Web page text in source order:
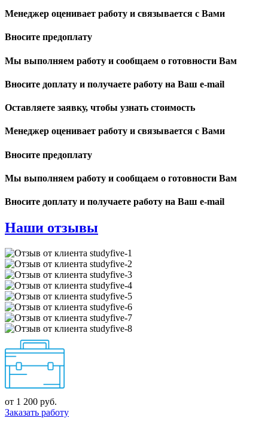
Менеджер оценивает работу и связывается с Вами
Вносите предоплату
Мы выполняем работу и сообщаем о готовности Вам
Вносите доплату и получаете работу на Ваш e-mail
Оставляете заявку, чтобы узнать стоимость
Менеджер оценивает работу и связывается с Вами
Вносите предоплату
Мы выполняем работу и сообщаем о готовности Вам
Вносите доплату и получаете работу на Ваш e-mail
Наши отзывы
от 1 200 руб.
Заказать работу